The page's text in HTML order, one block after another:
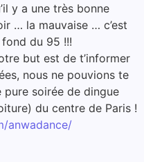
y a une très bonne
… la mauvaise … c’est
du 95 !!!
but est de t’informer
nous ne pouvions te
pure soirée de dingue
du centre de Paris !
anwadance/